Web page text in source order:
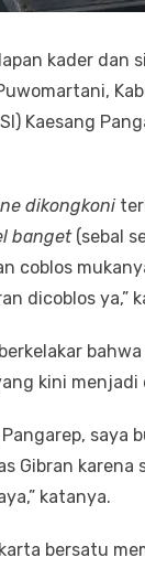
kader dan
Kaesang
dikongkoni
banget(sebal
coblos
dicoblos ya,”
kini
saya
Gibran karena
katanya.
bersatu